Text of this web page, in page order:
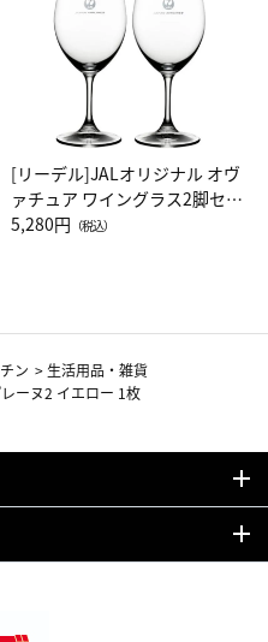
[リーデル]JALオリジナル オヴ
ァチュア ワイングラス2脚セッ
ト（レッドワイン）
5,280円 （税込）
ン > 生活用品・雑貨
ーヌ2 イエロー 1枚